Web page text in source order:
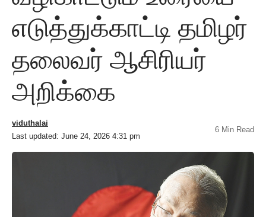
எடுத்துக்காட்டி தமிழர்
தலைவர் ஆசிரியர்
அறிக்கை
Last updated: June 24, 2026 4:31 pm
viduthalai
6 Min Read